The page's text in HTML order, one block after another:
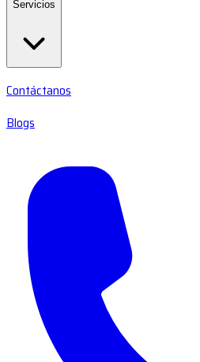
Servicios
Contáctanos
Blogs